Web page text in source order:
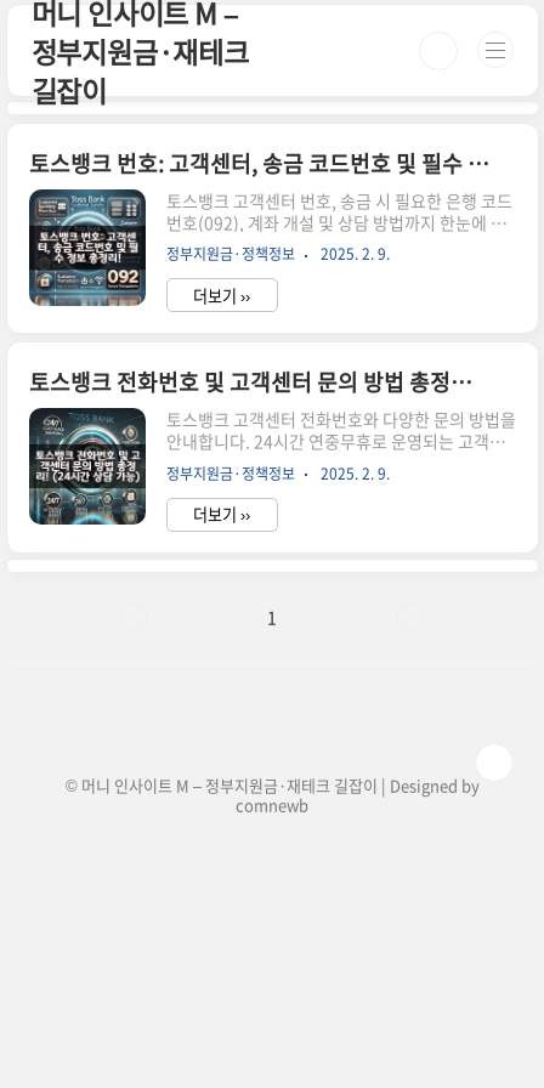
본문 바로가기
머니 인사이트 M –
정부지원금·재테크
길잡이
토스뱅크 번호: 고객센터, 송금 코드번호 및 필수 정보 총정리!
토스뱅크 고객센터 번호, 송금 시 필요한 은행 코드
번호(092), 계좌 개설 및 상담 방법까지 한눈에 정
리했습니다. 24시간 운영되는 고객센터 정보를 확
인하세요. 시간이 없으신 분들은 아래 버튼으로 확
인하세요! 토스뱅크 공식 사이트 가기!👆 ▼ 자세한
정보는 아래에서 계속 이어집니다! ▼ 토스뱅크 번
전화번호, 송금 시 필요한 은행 코드번호(092), 계
좌 개설 및 상담 방법까지 한눈에 정리했습니다.24
시간 운영되는 고객센터 정보를 확인하세요.토스
뱅크 고객센터 번호 문의 유형전화번호국내에서 문
의1661-7654해외에서 문의+82-2-6975-9000토
스뱅크 송금 시 필요한 번호 (은행 코드번호)토스뱅
크..
정부지원금·정책정보 2025. 2. 9.
더보기 ››
토스뱅크 전화번호 및 고객센터 문의 방법 총정리! (24시간 상담 가능)
토스뱅크 고객센터 전화번호와 다양한 문의 방법을
안내합니다. 24시간 연중무휴로 운영되는 고객센
터를 통해 궁금한 점이나 문제를 신속하게 해결해
보세요 시간이 없으신 분들은 아래 버튼으로 확인
하세요! 토스뱅크 공식 사이트 바로가기!👆 ▼ 자세
한 정보는 아래에서 계속 이어집니다! ▼ 토스뱅크
간 연중무휴로 운영되며, 전화 상담뿐만 아니라 앱
정부지원금·정책정보 2025. 2. 9.
더보기 ››
1
© 머니 인사이트 M – 정부지원금·재테크 길잡이 | Designed by
comnewb